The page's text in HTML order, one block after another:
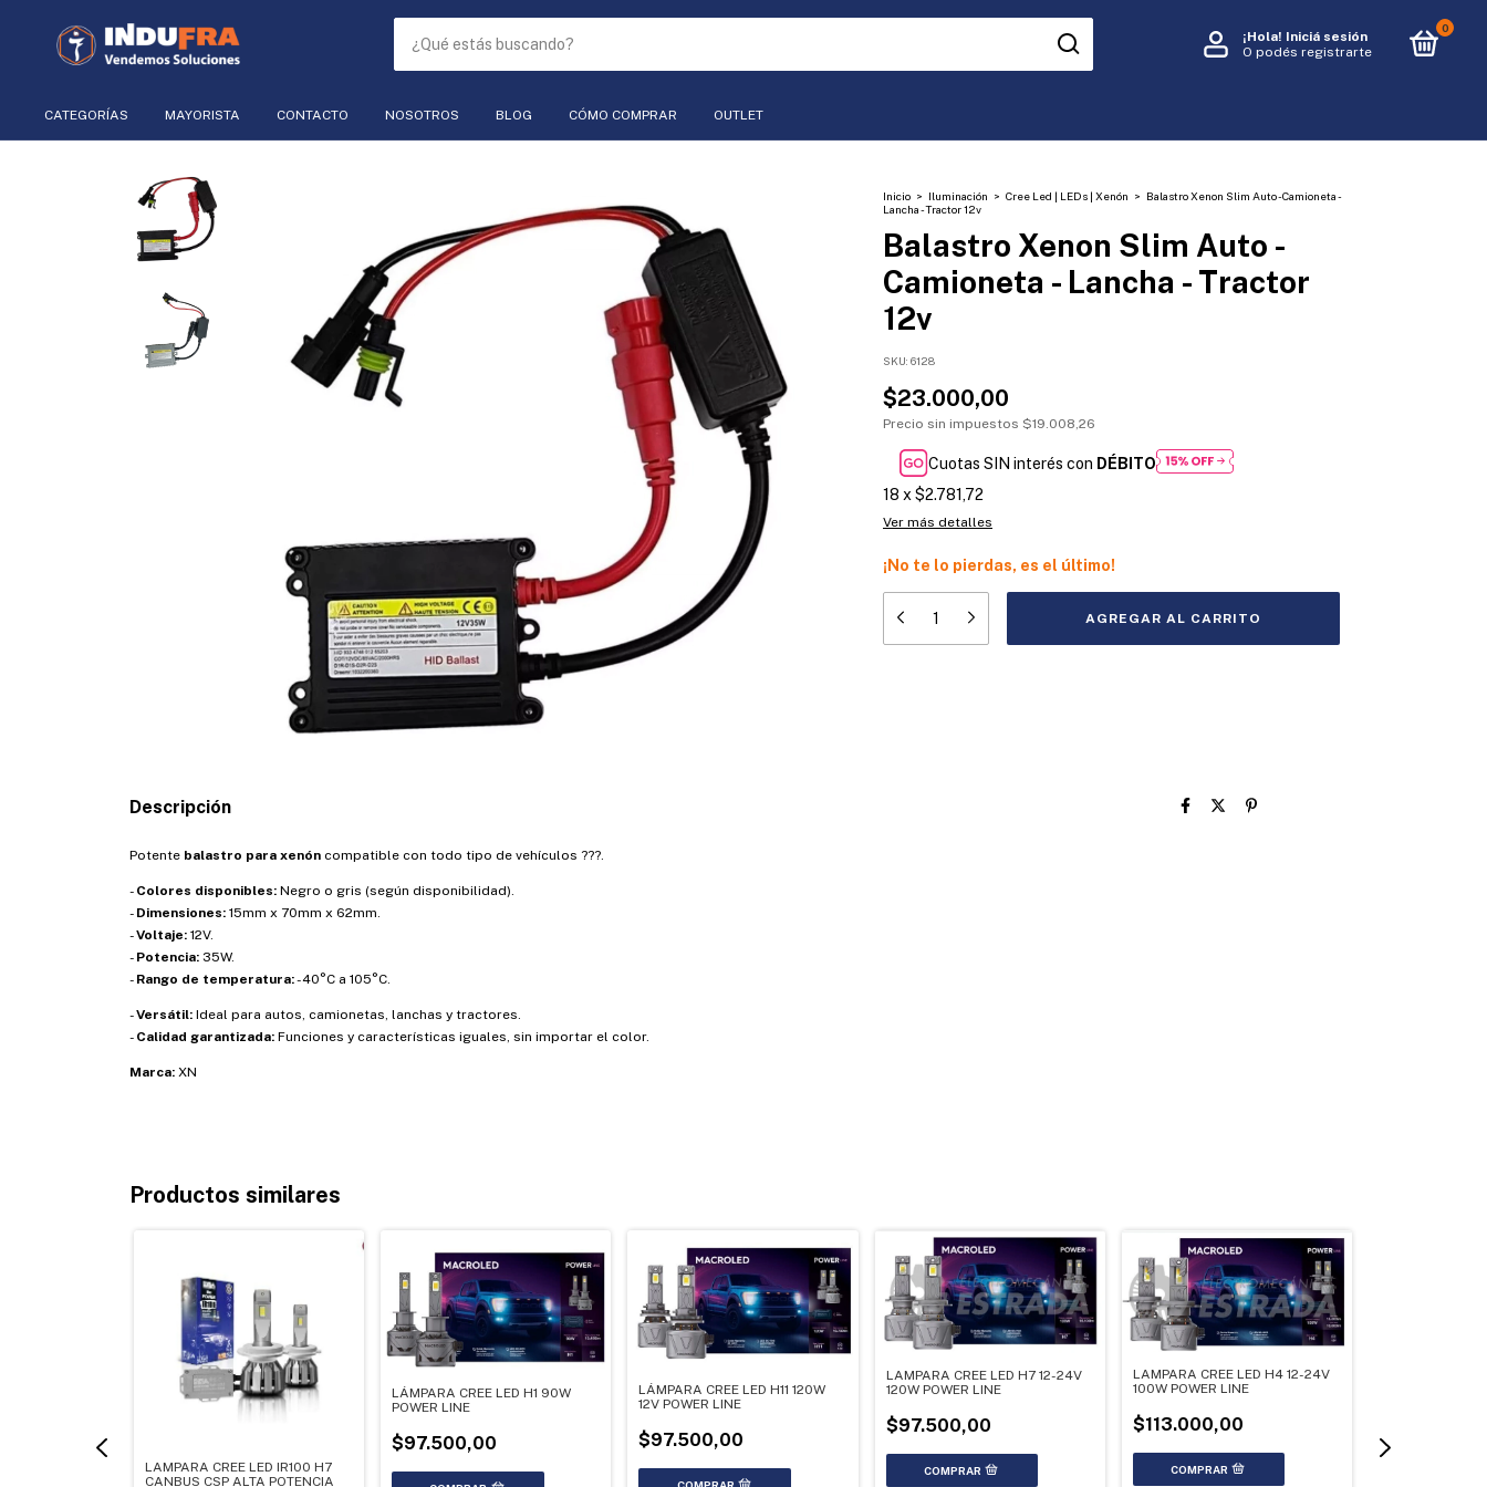
¡Hola! Iniciá sesión
O podés registrarte
0
CATEGORÍAS MAYORISTA CONTACTO NOSOTROS BLOG CÓMO COMPRAR OUTLET
Inicio > Iluminación > Cree Led | LEDs | Xenón > Balastro Xenon Slim Auto - Camioneta -
Lancha - Tractor 12v
Balastro Xenon Slim Auto -
Camioneta - Lancha - Tractor
12v
SKU: 6128
$23.000,00
Precio sin impuestos $19.008,26
Cuotas SIN interés con DÉBITO
18 x $2.781,72
Ver más detalles
¡No te lo pierdas, es el último!
Descripción
Potente balastro para xenón compatible con todo tipo de vehículos ???.
- Colores disponibles: Negro o gris (según disponibilidad).
- Dimensiones: 15mm x 70mm x 62mm.
-Voltaje: 12V.
- Potencia: 35W.
- Rango de temperatura:-40°C a 105°C.
-Versátil: Ideal para autos, camionetas, lanchas y tractores.
- Calidad garantizada: Funciones y características iguales, sin importar el color.
Marca: XN
Productos similares
LAMPARA CREE LED IR100 H7
CANBUS CSP ALTA POTENCIA
LÁMPARA CREE LED H1 90W
POWER LINE
$97.500,00
LÁMPARA CREE LED H11 120W
12V POWER LINE
$97.500,00
LAMPARA CREE LED H7 12-24V
120W POWER LINE
$97.500,00
LAMPARA CREE LED H4 12-24V
100W POWER LINE
$113.000,00